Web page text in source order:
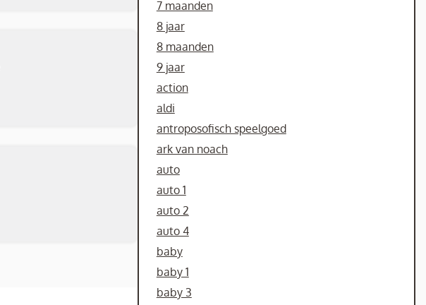
7 maanden
8 jaar
8 maanden
9 jaar
action
aldi
antroposofisch speelgoed
ark van noach
auto
auto 1
auto 2
auto 4
baby
baby 1
baby 3